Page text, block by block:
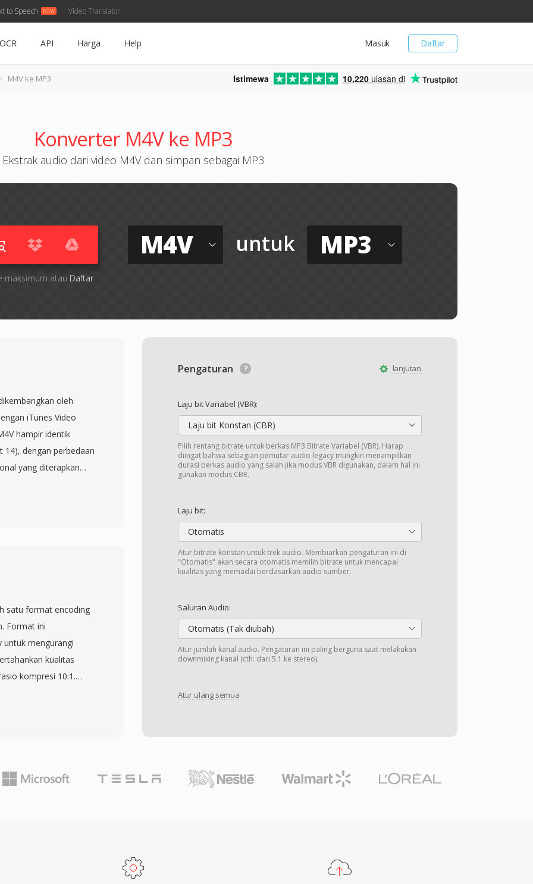
to Speech Video Translator
Daftar
Masuk
OCR API Harga Help
M4V ke MP3 Istimewa 10,220 ulasan di
Konverter M4V ke MP3
Ekstrak audio dari video M4V dan simpan sebagai MP3
maksimum atau Daftar
M4V untuk MP3
lanjutan
Pengaturan
Laju bit Variabel (VBR):
Laju bit Konstan (CBR)
Pilih rentang bitrate untuk berkas MP3 Bitrate Variabel (VBR). Harap
diingat bahwa sebagian pemutar audio legacy mungkin menampilkan
durasi berkas audio yang salah jika modus VBR digunakan, dalam hal ini
gunakan modus CBR.
Laju bit:
Otomatis
Atur bitrate konstan untuk trek audio. Membiarkan pengaturan ini di
"Otomatis" akan secara otomatis memilih bitrate untuk mencapai
kualitas yang memadai berdasarkan audio sumber.
Saluran Audio:
Otomatis (Tak diubah)
Atur jumlah kanal audio. Pengaturan ini paling berguna saat melakukan
downmixing kanal (cth: dari 5.1 ke stereo).
Atur ulang semua
oleh
iTunes Video
hampir identik
14), dengan perbedaan
yang diterapkan
M4V tanpa proteksi
membedakan
perangkat dan
secara native di
tanpa proteksi
media utama di
tarik yang
dominan untuk
satu format encoding
Format ini
untuk mengurangi
kualitas
kompresi 10:1.
sama dengan
Kompresi yang
dan ukuran file yang
di hampir
perangkat portabel.